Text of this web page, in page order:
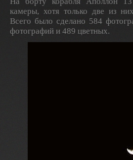
камеры, хотя только две из
Всего было сделано 584
фотографий и 489 цветных.